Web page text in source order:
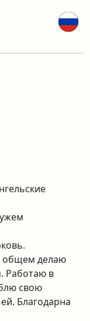
общем делаю
Работаю в
свою
Благодарна